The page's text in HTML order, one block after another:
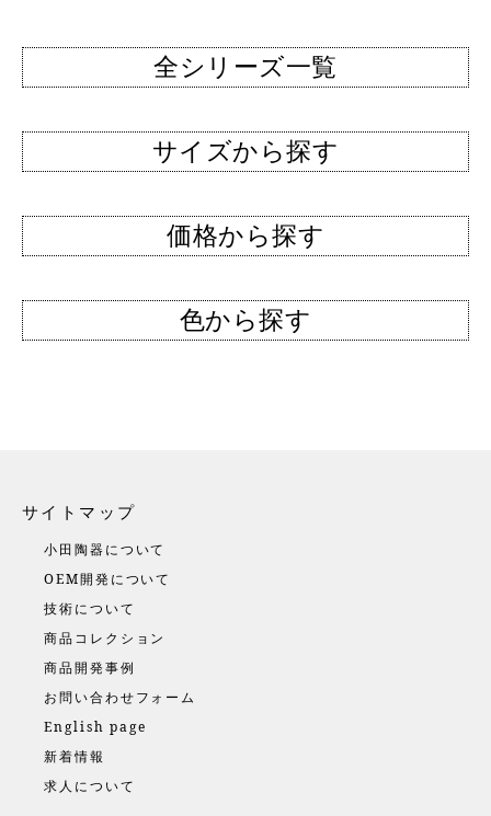
全シリーズ一覧
サイズから探す
価格から探す
色から探す
サイトマップ
小田陶器について
OEM開発について
技術について
商品コレクション
商品開発事例
お問い合わせフォーム
English page
新着情報
求人について